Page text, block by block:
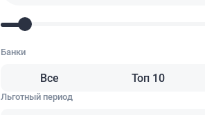
Банки
Все Топ 10
Льготный период